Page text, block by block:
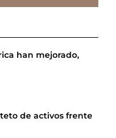
han mejorado,
de activos frente